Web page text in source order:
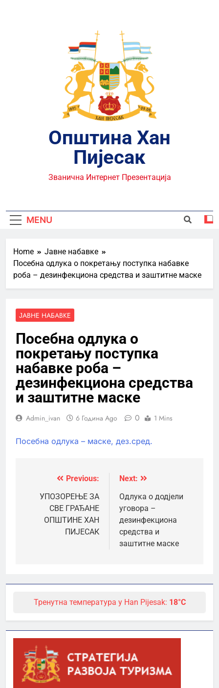
Општина Хан
Пијесак
Званична Интернет Презентација
MENU
Home
Јавне набавке
Посебна одлука о покретању поступка набавке
роба – дезинфекциона средства и заштитне маске
ЈАВНЕ НАБАВКЕ
Посебна одлука о
покретању поступка
набавке роба –
дезинфекциона средства
и заштитне маске
Admin_ivan 6 Година Ago 0 1 Mins
Посебна одлука – маске, дез.сред.
Кретање
чланка
Previous:
УПОЗОРЕЊЕ ЗА
СВЕ ГРАЂАНЕ
ОПШТИНЕ ХАН
ПИЈЕСАК
Next:
Одлука о додјели
уговора –
дезинфекциона
средства и
заштитне маске
Тренутна температура у Han Pijesak: 18°C